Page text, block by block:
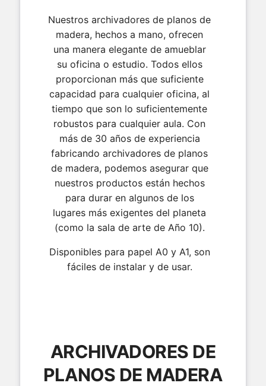
Nuestros archivadores de planos de
madera, hechos a mano, ofrecen
una manera elegante de amueblar
su oficina o estudio. Todos ellos
proporcionan más que suficiente
capacidad para cualquier oficina, al
tiempo que son lo suficientemente
robustos para cualquier aula. Con
más de 30 años de experiencia
fabricando archivadores de planos
de madera, podemos asegurar que
nuestros productos están hechos
para durar en algunos de los
lugares más exigentes del planeta
(como la sala de arte de Año 10).
Disponibles para papel A0 y A1, son
fáciles de instalar y de usar.
ARCHIVADORES DE
PLANOS DE MADERA